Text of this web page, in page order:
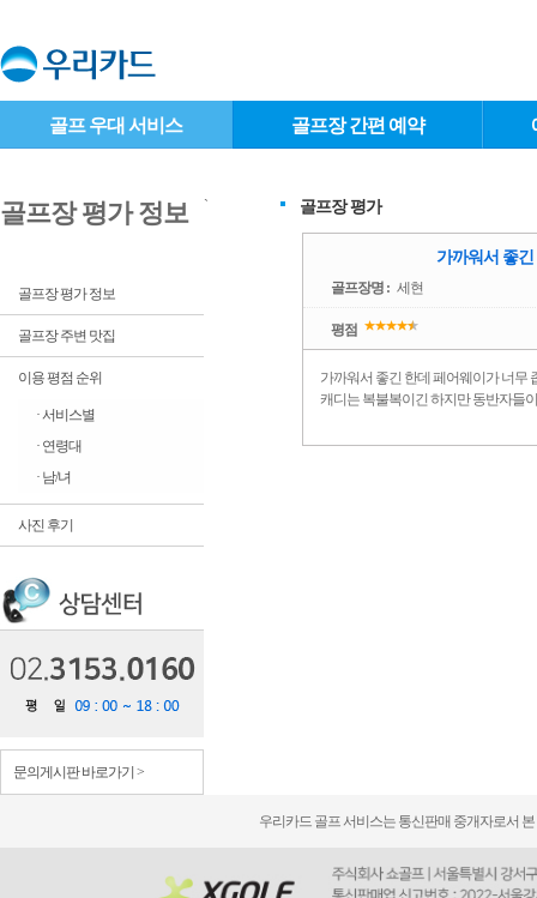
골프 우대 서비스 골프장 간편 예약
골프장 평가 정보
골프장 평가 정보
골프장 주변 맛집
이용 평점 순위
· 서비스별
· 연령대
· 남/녀
사진 후기
문의게시판 바로가기 >
` 골프장 평가
가까워서 좋
골프장명 : 세현
평점
가까워서 좋긴 한데 페어웨이가 너무
캐디는 복불복이긴 하지만 동반자들
우리카드 골프 서비스는 통신판매 중개자로서